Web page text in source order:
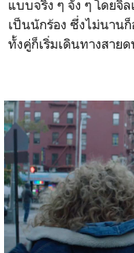
แบบจริง ๆ จัง ๆ โดยจิ
เป็นนักร้อง ซึ่งไม่นานก็
ทั้งคู่ก็เริ่มเดินทางสาย